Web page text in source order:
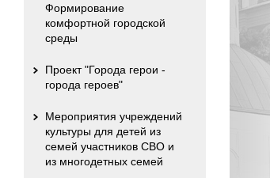
Формирование
комфортной городской
среды
Проект "Города герои -
города героев"
Мероприятия учреждений
культуры для детей из
семей участников СВО и
из многодетных семей